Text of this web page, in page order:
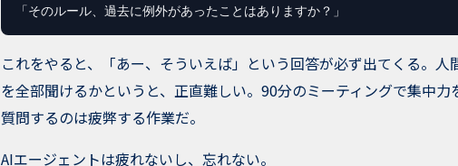
「そのルール、過去に例外があったことはありますか？」
これをやると、「あー、そういえば」という回答が必ず出てくる。
を全部聞けるかというと、正直難しい。90分のミーティングで集中力
質問するのは疲弊する作業だ。
AIエージェントは疲れないし、忘れない。